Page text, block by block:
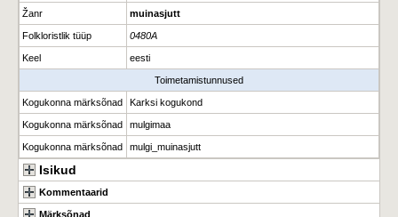
Žanr muinasjutt
Folkloristlik tüüp 0480A
Keel eesti
Toimetamistunnused
Kogukonna märksõnad Karksi kogukond
Kogukonna märksõnad mulgimaa
Kogukonna märksõnad mulgi_muinasjutt
Isikud
Kommentaarid
Märksõnad